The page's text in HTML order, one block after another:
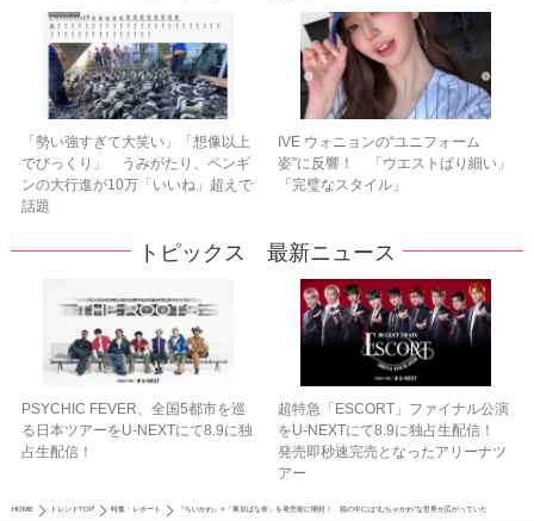
「勢い強すぎて大笑い」「想像以上
でびっくり」 うみがたり、ペンギ
ンの大行進が10万「いいね」超えで
話題
IVE ウォニョンの“ユニフォーム
姿”に反響！ 「ウエストばり細い」
「完璧なスタイル」
トピックス 最新ニュース
PSYCHIC FEVER、全国5都市を巡
る日本ツアーをU‐NEXTにて8.9に独
占生配信！
超特急「ESCORT」ファイナル公演
をU-NEXTにて8.9に独占生配信！
発売即秒速完売となったアリーナツ
アー
HOME トレンドTOP 特集・レポート 『ちいかわ』×「東京ばな奈」を発売前に開封！ 箱の中には“むちゃかわ”な世界が広がっていた